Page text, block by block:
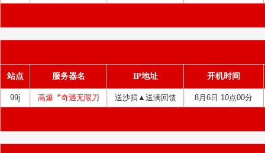
站点 服务器名 IP地址 开机时间
99j 高爆〞奇遇无限刀 送沙捐▲送满回馈 8月6日 10点00分